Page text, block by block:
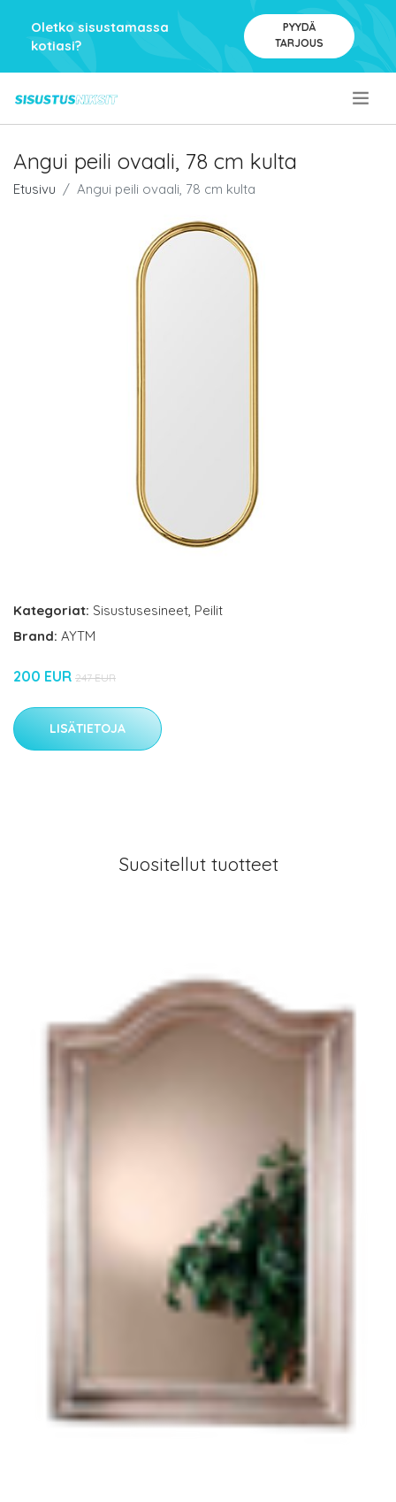
Oletko sisustamassa
kotiasi?
PYYDÄ
TARJOUS
Angui peili ovaali, 78 cm kulta
Etusivu Angui peili ovaali, 78 cm kulta
Kategoriat: Sisustusesineet, Peilit
Brand: AYTM
200 EUR 247 EUR
LISÄTIETOJA
Suositellut tuotteet